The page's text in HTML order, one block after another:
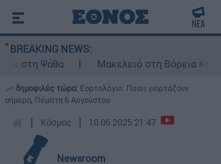
BREAKING NEWS:
Ψάθα
Μακελειό στη Βόρεια
δημοφιλές τώρα: Εορτολόγιο: Ποιοι γιορτάζουν
σήμερα, Πέμπτη 6 Αυγούστου
┋ Κόσμος ┋ 10.06.2025 21:47
Newsroom